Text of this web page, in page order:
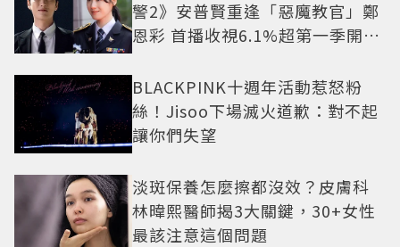
警2》安普賢重逢「惡魔教官」鄭
恩彩 首播收視6.1%超第一季開紅
BLACKPINK十週年活動惹怒粉
絲！Jisoo下場滅火道歉：對不起
讓你們失望
淡斑保養怎麼擦都沒效？皮膚科
林暐熙醫師揭3大關鍵，30+女性
最該注意這個問題